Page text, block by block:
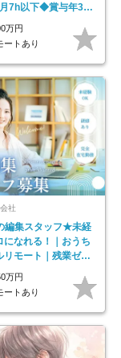
7h以下◆賞与年3回
必ず昇給
万円
ートあり
社
編集スタッフ★未経
になれる！｜おうち
リモート｜残業ゼロ
◎
万円
ートあり